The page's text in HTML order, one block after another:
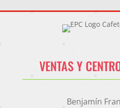
VENTAS Y
Benjamín